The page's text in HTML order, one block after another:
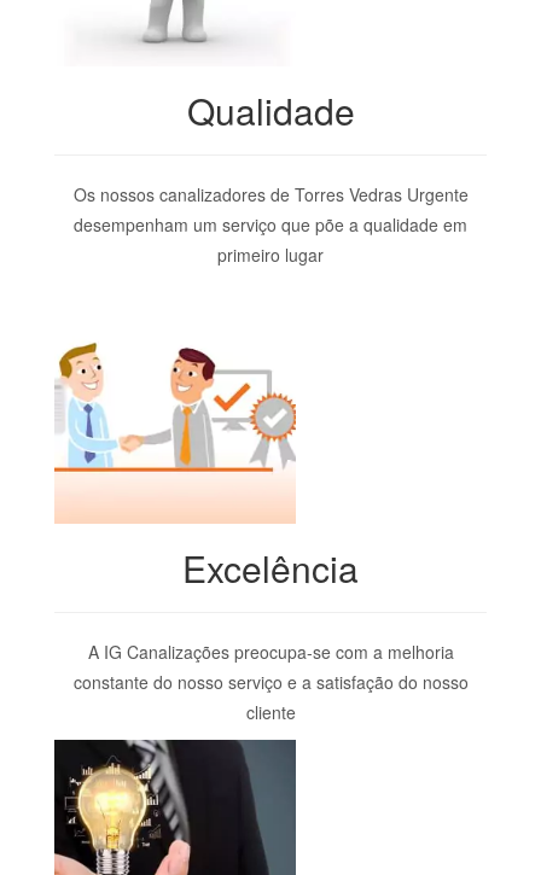
Qualidade
Os nossos canalizadores de Torres Vedras Urgente
desempenham um serviço que põe a qualidade em
primeiro lugar
Excelência
A IG Canalizações preocupa-se com a melhoria
constante do nosso serviço e a satisfação do nosso
cliente